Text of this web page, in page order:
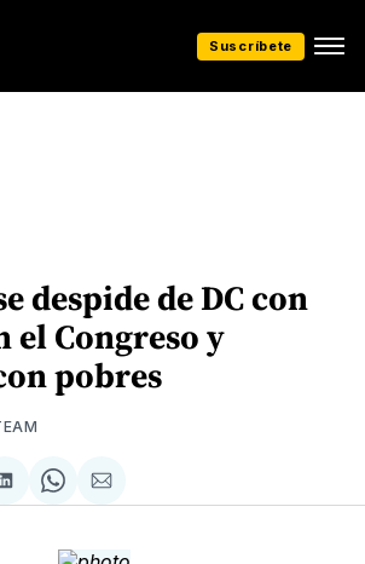
Suscríbete
despide de DC con
el Congreso y
pobres
Compartir
en
Share
on
Compartir
via